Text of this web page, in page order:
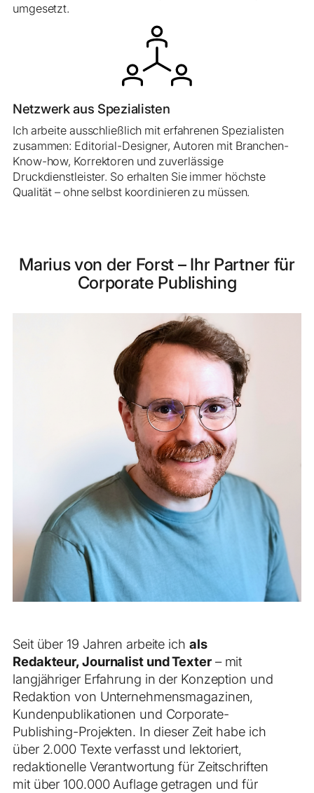
umgesetzt.
Netzwerk aus Spezialisten
Ich arbeite ausschließlich mit erfahrenen Spezialisten
zusammen: Editorial-Designer, Autoren mit Branchen-
Know-how, Korrektoren und zuverlässige
Druckdienstleister. So erhalten Sie immer höchste
Qualität – ohne selbst koordinieren zu müssen.
Marius von der Forst – Ihr Partner für
Corporate Publishing
Seit über 19 Jahren arbeite ich als
Redakteur, Journalist und Texter– mit
langjähriger Erfahrung in der Konzeption und
Redaktion von Unternehmensmagazinen,
Kundenpublikationen und Corporate-
Publishing-Projekten. In dieser Zeit habe ich
über 2.000 Texte verfasst und lektoriert,
redaktionelle Verantwortung für Zeitschriften
mit über 100.000 Auflage getragen und für